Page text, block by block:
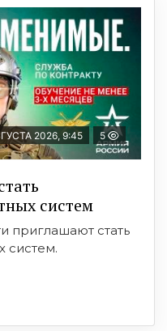
2026, 9:45 5
систeм
приглашают стать
систем.